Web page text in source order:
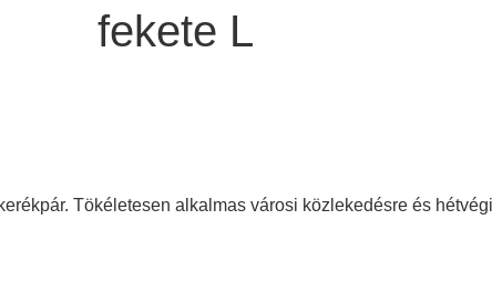
fekete L
Tökéletesen alkalmas városi közlekedésre és